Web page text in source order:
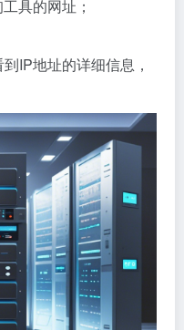
具的网址；
IP地址的详细信息，